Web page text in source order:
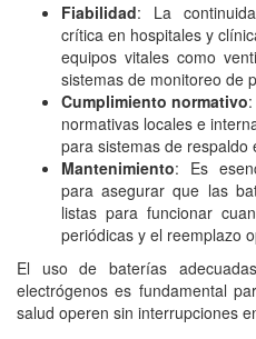
Fiabilidad: La
crítica en hospitales y
equipos vitales como
sistemas de monitoreo de
Cumplimiento normativo
normativas locales e
para sistemas de respaldo
Mantenimiento: Es
para asegurar que las
listas para funcionar
periódicas y el reemplazo
El uso de baterías
electrógenos es fundamental
salud operen sin interrupciones